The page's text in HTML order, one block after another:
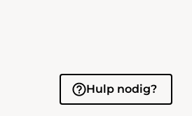
Hulp nodig?